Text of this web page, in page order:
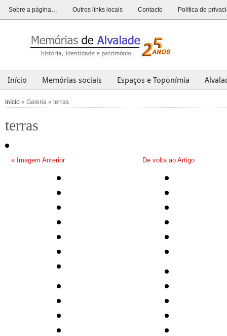
Sobre a página… Outros links locais Contacto Política de
Início Memórias sociais Espaços e Toponímia
Alvalade
Opinião
Início » Galeria » terras
terras
« Imagem Anterior De volta ao Artigo